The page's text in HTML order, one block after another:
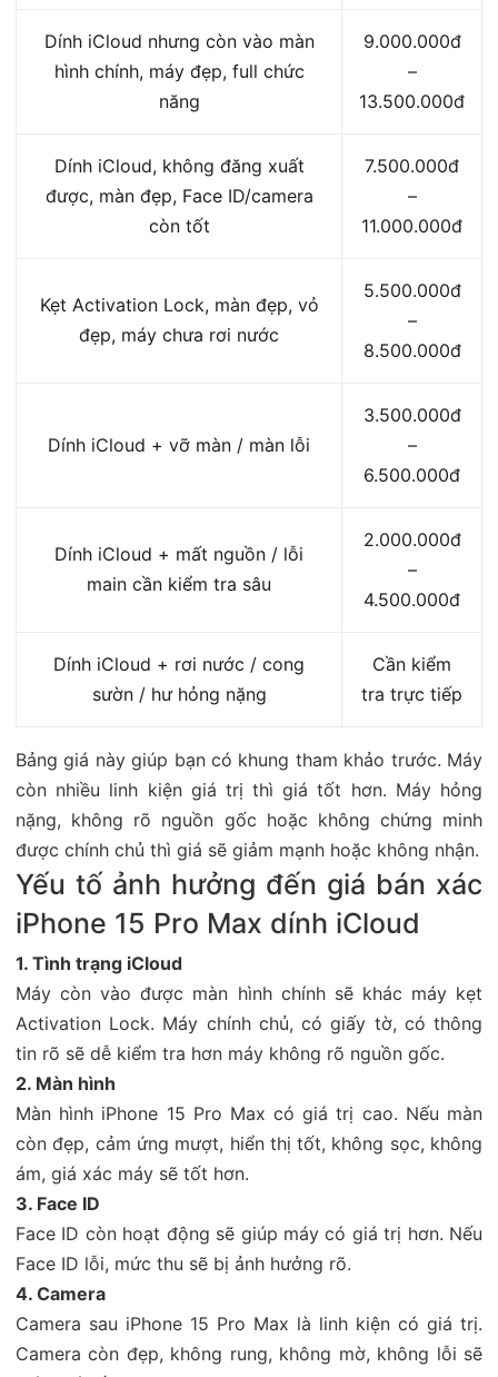
Dính iCloud nhưng còn vào màn
hình chính, máy đẹp, full chức
năng
9.000.000đ
–
13.500.000đ
Dính iCloud, không đăng xuất
được, màn đẹp, Face ID/camera
còn tốt
7.500.000đ
–
11.000.000đ
Kẹt Activation Lock, màn đẹp, vỏ
đẹp, máy chưa rơi nước
5.500.000đ
–
8.500.000đ
Dính iCloud + vỡ màn / màn lỗi
3.500.000đ
–
6.500.000đ
Dính iCloud + mất nguồn / lỗi
main cần kiểm tra sâu
2.000.000đ
–
4.500.000đ
Dính iCloud + rơi nước / cong
sườn / hư hỏng nặng
Cần kiểm
tra trực tiếp
Bảng giá này giúp bạn có khung tham khảo trước. Máy
còn nhiều linh kiện giá trị thì giá tốt hơn. Máy hỏng
nặng, không rõ nguồn gốc hoặc không chứng minh
được chính chủ thì giá sẽ giảm mạnh hoặc không nhận.
Yếu tố ảnh hưởng đến giá bán xác
iPhone 15 Pro Max dính iCloud
1. Tình trạng iCloud
Máy còn vào được màn hình chính sẽ khác máy kẹt
Activation Lock. Máy chính chủ, có giấy tờ, có thông
tin rõ sẽ dễ kiểm tra hơn máy không rõ nguồn gốc.
2. Màn hình
Màn hình iPhone 15 Pro Max có giá trị cao. Nếu màn
còn đẹp, cảm ứng mượt, hiển thị tốt, không sọc, không
ám, giá xác máy sẽ tốt hơn.
3. Face ID
Face ID còn hoạt động sẽ giúp máy có giá trị hơn. Nếu
Face ID lỗi, mức thu sẽ bị ảnh hưởng rõ.
4. Camera
Camera sau iPhone 15 Pro Max là linh kiện có giá trị.
Camera còn đẹp, không rung, không mờ, không lỗi sẽ